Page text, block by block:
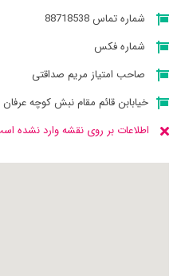
شماره تماس 88718538
شماره فکس
صاحب امتیاز مریم صداقتی
خیابابن قائم مقام نبش کوچه عرفان
اطلاعات بر روی نقشه وارد نشده